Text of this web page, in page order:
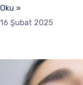
Oku »
16 Şubat 2025